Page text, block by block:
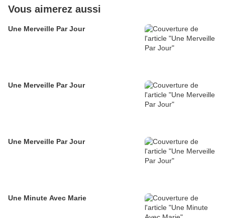
Vous aimerez aussi
Une Merveille Par Jour
Une Merveille Par Jour
Une Merveille Par Jour
Une Minute Avec Marie